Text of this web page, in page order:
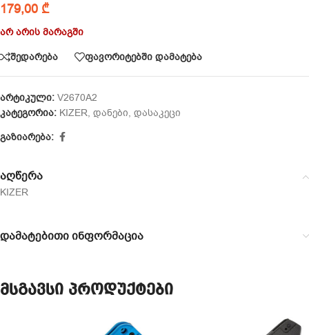
179,00 ₾
არ არის მარაგში
შედარება
ფავორიტებში დამატება
არტიკული: V2670A2
კატეგორია: KIZER, დანები, დასაკეცი
გაზიარება:
აღწერა
KIZER
დამატებითი ინფორმაცია
მსგავსი პროდუქტები